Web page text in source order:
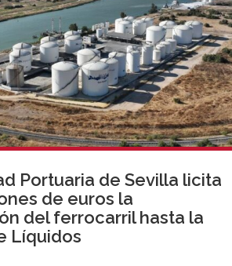
Portuaria de Sevilla licita
de euros la
del ferrocarril hasta la
Líquidos